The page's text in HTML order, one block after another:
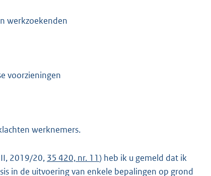
werkzoekenden
voorzieningen
werknemers.
2019/20, 35 420, nr. 11) heb ik u gemeld dat ik
in de uitvoering van enkele bepalingen op grond